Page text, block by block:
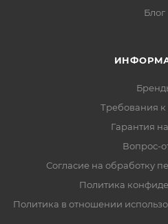
Блог
Требования к
Гарантия
Вопрос-
Согласие на обработку
Политика
Политика в отношении